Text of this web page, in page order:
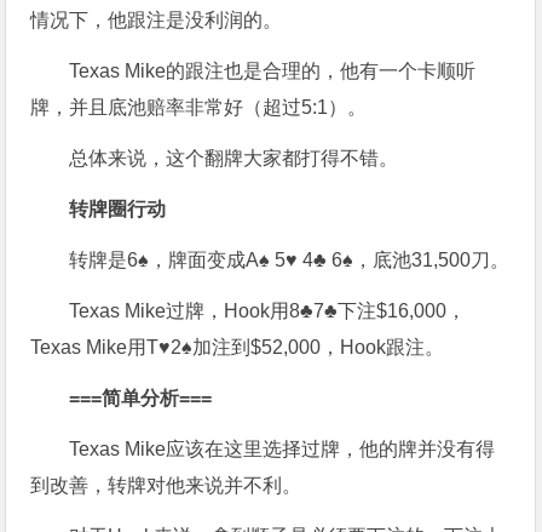
情况下，他跟注是没利润的。
Texas Mike的跟注也是合理的，他有一个卡顺听
牌，并且底池赔率非常好（超过5:1）。
总体来说，这个翻牌大家都打得不错。
转牌圈行动
转牌是6♠，牌面变成A♠ 5♥ 4♣ 6♠，底池31,500刀。
Texas Mike过牌，Hook用8♣7♣下注$16,000，
Texas Mike用T♥2♠加注到$52,000，Hook跟注。
===简单分析===
Texas Mike应该在这里选择过牌，他的牌并没有得
到改善，转牌对他来说并不利。